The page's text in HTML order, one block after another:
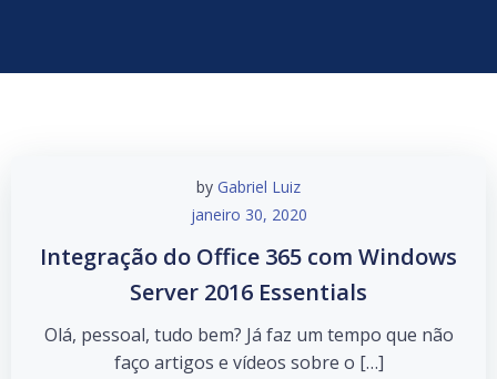
by Gabriel Luiz
janeiro 30, 2020
Integração do Office 365 com Windows
Server 2016 Essentials
Olá, pessoal, tudo bem? Já faz um tempo que não
faço artigos e vídeos sobre o […]